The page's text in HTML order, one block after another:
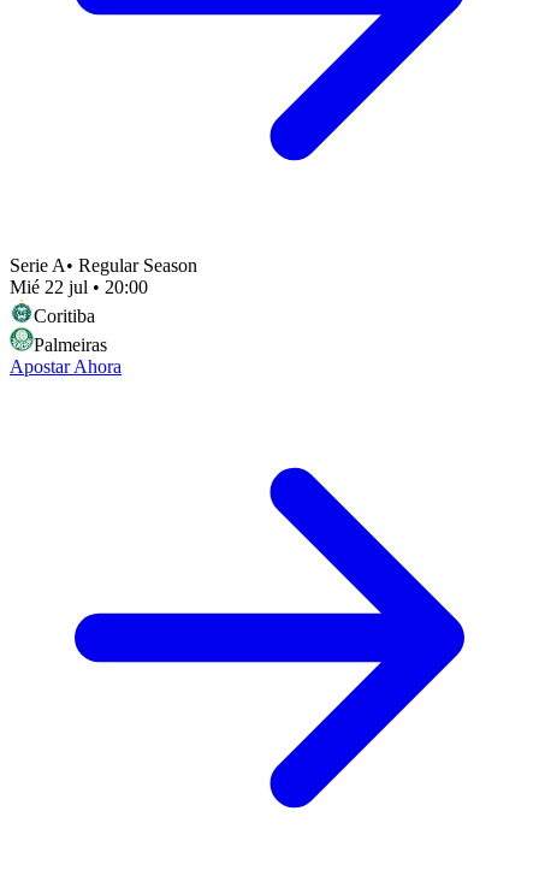
Serie A• Regular Season
Mié 22 jul • 20:00
Coritiba
Palmeiras
Apostar Ahora